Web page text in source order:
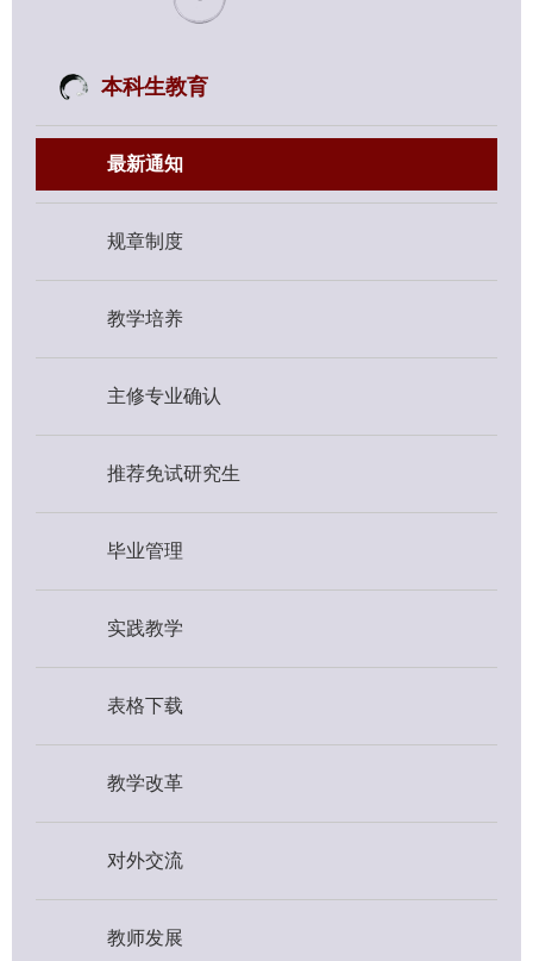
本科生教育
最新通知
规章制度
教学培养
主修专业确认
推荐免试研究生
毕业管理
实践教学
表格下载
教学改革
对外交流
教师发展